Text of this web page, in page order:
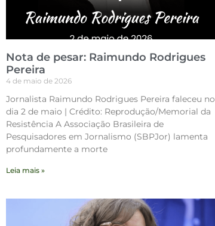
Nota de pesar: Raimundo Rodrigues
Pereira
4 de maio de 2026
Jornalista Raimundo Rodrigues Pereira faleceu no
dia 2 de maio | Crédito: Reprodução/Memorial da
Resistência A Associação Brasileira de
Pesquisadores em Jornalismo (SBPJor) lamenta
profundamente a morte
Leia mais »